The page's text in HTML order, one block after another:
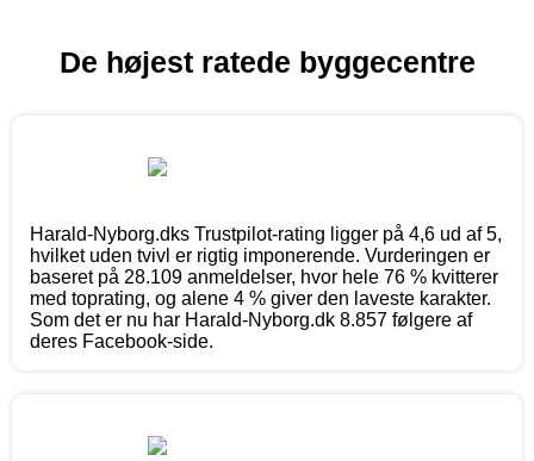
De højest ratede byggecentre
Harald-Nyborg.dks Trustpilot-rating ligger på 4,6 ud af 5,
hvilket uden tvivl er rigtig imponerende. Vurderingen er
baseret på 28.109 anmeldelser, hvor hele 76 % kvitterer
med toprating, og alene 4 % giver den laveste karakter.
Som det er nu har Harald-Nyborg.dk 8.857 følgere af
deres Facebook-side.